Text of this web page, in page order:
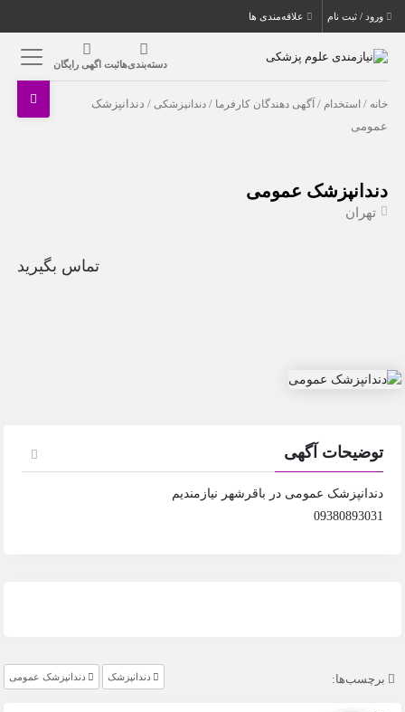
ورود / ثبت نام علاقه‌مندی ها
دسته‌بندی‌هاثبت اگهی رایگان
خانه / استخدام / آگهی دهندگان کارفرما /دندانپزشکی / دندانپزشک
عمومی
دندانپزشک عمومی
تهران
تماس بگیرید
توضیحات آگهی
دندانپزشک عمومی در باقرشهر نیازمندیم
09380893031
برچسب‌ها: دندانپزشک دندانپزشک عمومی